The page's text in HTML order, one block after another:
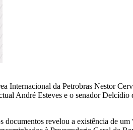
Internacional da Petrobras Nestor
André Esteves e o senador
revelou a existência de